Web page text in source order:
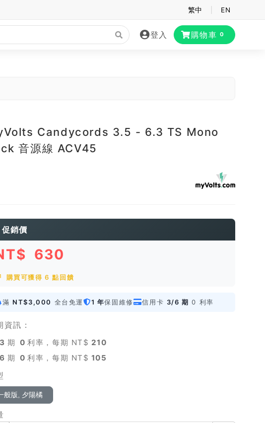
繁中 EN
登入 購物車 0
Candycords 3.5 - 6.3 TS Mono
音源線 ACV45
促銷價
630
購買可獲得 6 點回饋
滿 NT$3,000 全台免運 1 年保固維修 信用卡 3/6 期 0 利率
資訊：
3 期 0 利率，每期 NT$ 210
6 期 0 利率，每期 NT$ 105
般版, 夕陽橘